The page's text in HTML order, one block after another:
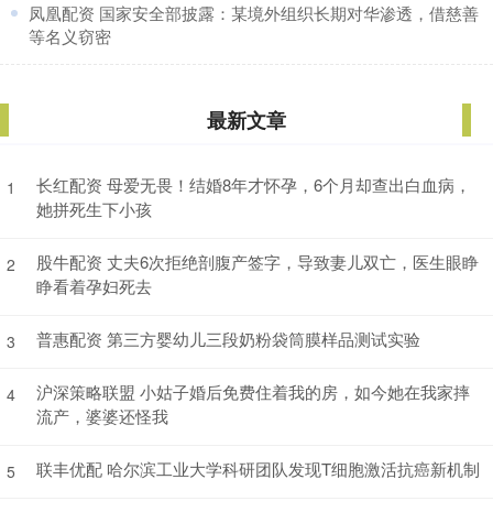
​凤凰配资 国家安全部披露：某境外组织长期对华渗透，借慈善
等名义窃密
最新文章
1
长红配资 母爱无畏！结婚8年才怀孕，6个月却查出白血病，
她拼死生下小孩
2
股牛配资 丈夫6次拒绝剖腹产签字，导致妻儿双亡，医生眼睁
睁看着孕妇死去
3 普惠配资 第三方婴幼儿三段奶粉袋筒膜样品测试实验
4
沪深策略联盟 小姑子婚后免费住着我的房，如今她在我家摔
流产，婆婆还怪我
5 联丰优配 哈尔滨工业大学科研团队发现T细胞激活抗癌新机制